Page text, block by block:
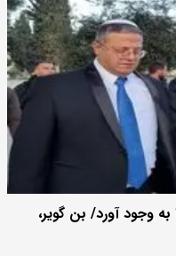
وجود آورد/ بن گویر،